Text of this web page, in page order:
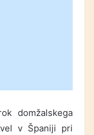
domžalskega
v Španiji pri